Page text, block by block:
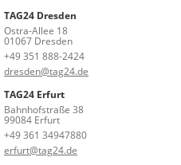
TAG24 Dresden
Ostra-Allee 18
01067 Dresden
+49 351 888-2424
dresden@tag24.de
TAG24 Erfurt
Bahnhofstraße 38
99084 Erfurt
+49 361 34947880
erfurt@tag24.de